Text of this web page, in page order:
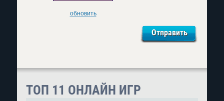
обновить
ТОП 11 ОНЛАЙН ИГР